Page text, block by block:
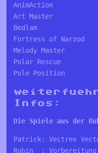
AnimAction
Art Master
Bedlam
Fortress of Narzod
Melody Master
Polar Rescue
Pole Position
Infos:
Die Spiele aus der
Patrick: Vectrex
Robin  : Vorbereitung